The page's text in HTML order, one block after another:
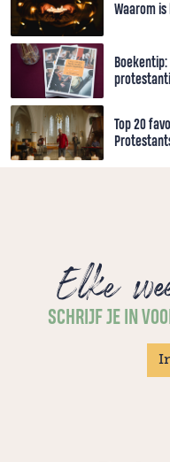
Waarom
Top 20
Elke
SCHRIJF JE IN